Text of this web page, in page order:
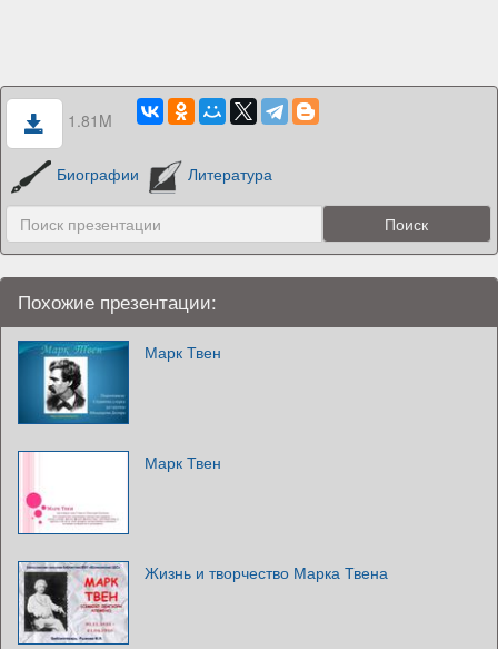
1.81M
Биографии Литература
Похожие презентации:
Марк Твен
Марк Твен
Жизнь и творчество Марка Твена